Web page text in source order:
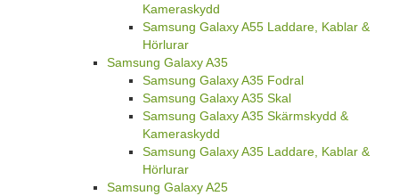
Kameraskydd
Samsung Galaxy A55 Laddare, Kablar &
Hörlurar
Samsung Galaxy A35
Samsung Galaxy A35 Fodral
Samsung Galaxy A35 Skal
Samsung Galaxy A35 Skärmskydd &
Kameraskydd
Samsung Galaxy A35 Laddare, Kablar &
Hörlurar
Samsung Galaxy A25